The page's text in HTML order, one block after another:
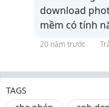
download
mềm có tính
20 năm trước
TAGS